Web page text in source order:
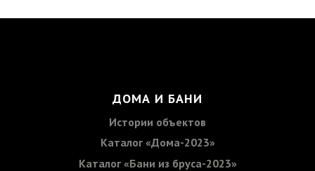
ДОМА И БАНИ
Истории объектов
Каталог «Дома-2023»
Каталог «Бани из бруса-2023»